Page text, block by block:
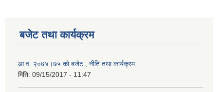
बजेट तथा कार्यक्रम
आ.व. २०७४।७५ को बजेट , नीति तथा कार्यक्रम
मिति: 09/15/2017 - 11:47